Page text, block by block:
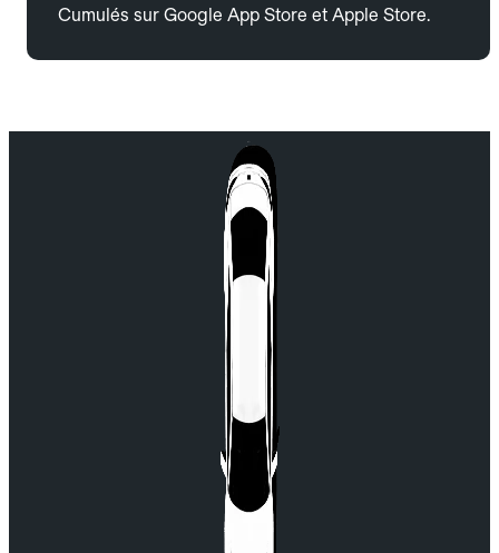
Cumulés sur Google App Store et Apple Store.